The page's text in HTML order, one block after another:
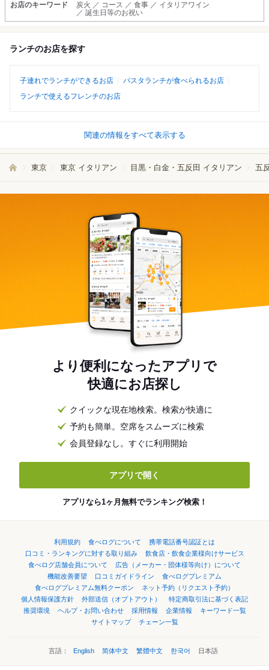
お店のキーワード
炭火 ／ コース ／ 食事 ／ イタリアワイン
／ 誕生日等のお祝い
ランチのお店を探す
子連れでランチができるお店
パスタランチが食べられるお店
ランチで使えるフレンチのお店
関連の情報をすべて表示する
東京 東京 イタリアン 目黒・白金・五反田 イタリアン 五
より便利になったアプリで
快適にお店探し
クイックな現在地検索。検索が快適に
予約も簡単。空席をスムーズに検索
会員登録なし。すぐに利用開始
アプリで開く
アプリなら1ヶ月無料でランキング検索！
利用規約 食べログについて
携帯電話番号認証とは
口コミ・ランキングに対する取り組み
飲食店・飲食企業様向けサービス
食べログ店舗会員について
広告（メーカー・団体様等向け）について
機能改善要望
口コミガイドライン
食べログプレミアム
食べログプレミアム無料クーポン
ネット予約（リクエスト予約）
個人情報保護方針
外部送信（オプトアウト）
特定商取引法に基づく表記
推奨環境
ヘルプ・お問い合わせ 採用情報 企業情報
キーワード一覧
サイトマップ
チェーン一覧
言語： English 简体中文 繁體中文 한국어 日本語